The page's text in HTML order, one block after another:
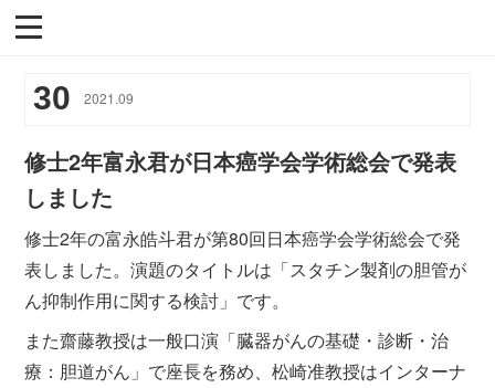
30 2021 .09
修士2年富永君が日本癌学会学術総会で発表
しました
修士2年の富永皓斗君が第80回日本癌学会学術総会で発
表しました。演題のタイトルは「スタチン製剤の胆管が
ん抑制作用に関する検討」です。
また齋藤教授は一般口演「臓器がんの基礎・診断・治
療：胆道がん」で座長を務め、松崎准教授はインターナ